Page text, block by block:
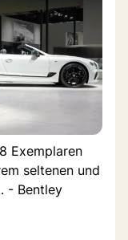
Exemplaren
seltenen und
- Bentley